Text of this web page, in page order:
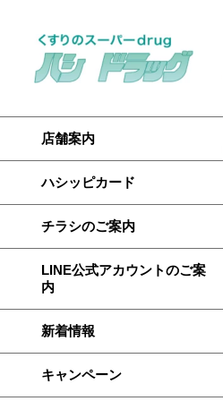
店舗案内
ハシッピカード
チラシのご案内
LINE公式アカウントのご案
内
新着情報
キャンペーン